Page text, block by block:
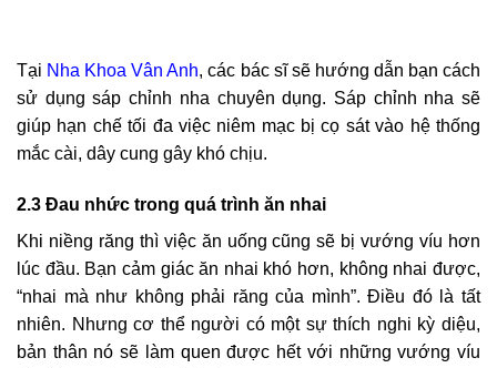
Tại Nha Khoa Vân Anh, các bác sĩ sẽ hướng dẫn bạn cách
sử dụng sáp chỉnh nha chuyên dụng. Sáp chỉnh nha sẽ
giúp hạn chế tối đa việc niêm mạc bị cọ sát vào hệ thống
mắc cài, dây cung gây khó chịu.
2.3 Đau nhức trong quá trình ăn nhai
Khi niềng răng thì việc ăn uống cũng sẽ bị vướng víu hơn
lúc đầu. Bạn cảm giác ăn nhai khó hơn, không nhai được,
“nhai mà như không phải răng của mình”. Điều đó là tất
nhiên. Nhưng cơ thể người có một sự thích nghi kỳ diệu,
bản thân nó sẽ làm quen được hết với những vướng víu